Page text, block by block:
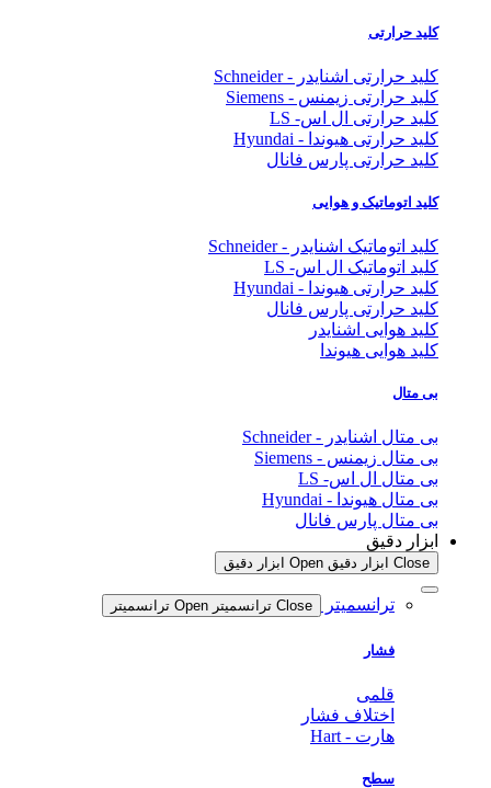
کلید حرارتی
کلید حرارتی اشنایدر - Schneider
کلید حرارتی زیمنس - Siemens
کلید حرارتی ال اس- LS
کلید حرارتی هیوندا - Hyundai
کلید حرارتی پارس فانال
کلید اتوماتیک و هوایی
کلید اتوماتیک اشنایدر - Schneider
کلید اتوماتیک ال اس- LS
کلید حرارتی هیوندا - Hyundai
کلید حرارتی پارس فانال
کلید هوایی اشنایدر
کلید هوایی هیوندا
بی متال
بی متال اشنایدر - Schneider
بی متال زیمنس - Siemens
بی متال ال اس- LS
بی متال هیوندا - Hyundai
بی متال پارس فانال
ابزار دقیق
Close ابزار دقیق Open ابزار دقیق
ترانسمیتر Close ترانسمیتر Open ترانسمیتر
فشار
قلمی
اختلاف فشار
هارت - Hart
سطح